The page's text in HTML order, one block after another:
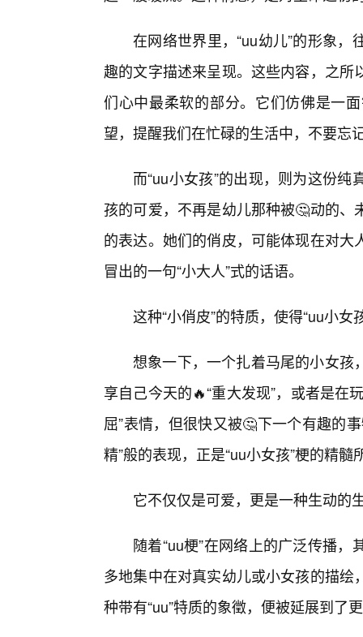
在网络世界里，“uu幼儿”的形象
趣的文字描述来呈现。这些内容，之
们心中最柔软的部分。它们仿佛是一
望，提醒我们在忙碌的生活中，不要忘
而“uu小女孩”的出现，则为这份
孩的可爱，不再是幼儿那种被🤔动的
的表达。她们的俏皮，可能体现在对
冒出的一句“小大人”式的话语。
这种“小俏皮”的特质，使得“uu小
想象一下，一个扎着马尾的小女孩
享自己今天的🔥“重大发现”，或者是在
屈”表情，但很快又被🤔下一个有趣的
精”般的表现，正是“uu小女孩”梗的精髓
它不仅仅是可爱，更是一种生动的
随着“uu梗”在网络上的广泛传播
多地集中在对真实幼儿或小女孩的描
种带有“uu”特质的象徵，便被延展到了